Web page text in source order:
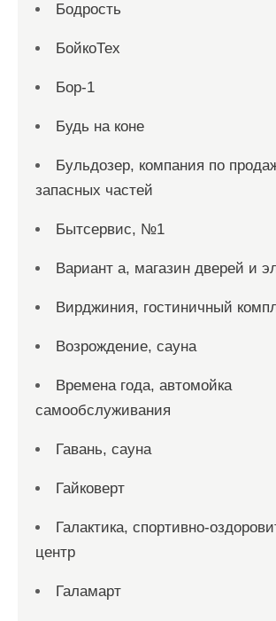
Бодрость
БойкоТех
Бор-1
Будь на коне
Бульдозер, компания по
запасных частей
Бытсервис, №1
Вариант а, магазин дверей и
Вирджиния, гостиничный
Возрождение, сауна
Времена года, автомойка
самообслуживания
Гавань, сауна
Гайковерт
Галактика, спортивно-
центр
Галамарт